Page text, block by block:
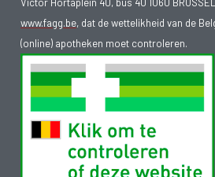
www.fagg.be, dat de wettelikheid van de
(online) apotheken moet controleren.